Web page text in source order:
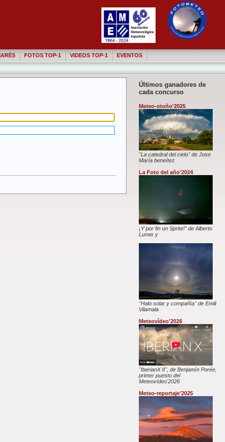
FOTOS TOP-1 VIDEOS TOP-1 EVENTOS
Últimos ganadores de
cada concurso
Meteo-otoño'2025
"La catedral del cielo" de Jose
María beneítez
La Foto del año'2024
¡Y por fin un Sprite!" de Alberto
Lunas y
"Halo solar y compañía" de Emili
Vilamala
Meteovídeo'2026
"IberianX II", de Benjamín Porée,
primer puesto del
Meteovídeo'2026
Meteo-reportaje'2025